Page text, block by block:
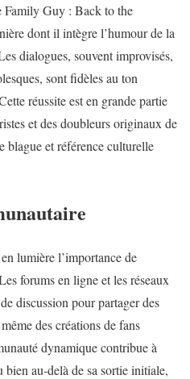
Family Guy : Back to the
dont il intègre l’humour de la
dialogues, souvent improvisés,
sont fidèles au ton
réussite est en grande partie
et des doubleurs originaux de
blague et référence culturelle
lumière l’importance de
forums en ligne et les réseaux
discussion pour partager des
des créations de fans
dynamique contribue à
au-delà de sa sortie initiale,